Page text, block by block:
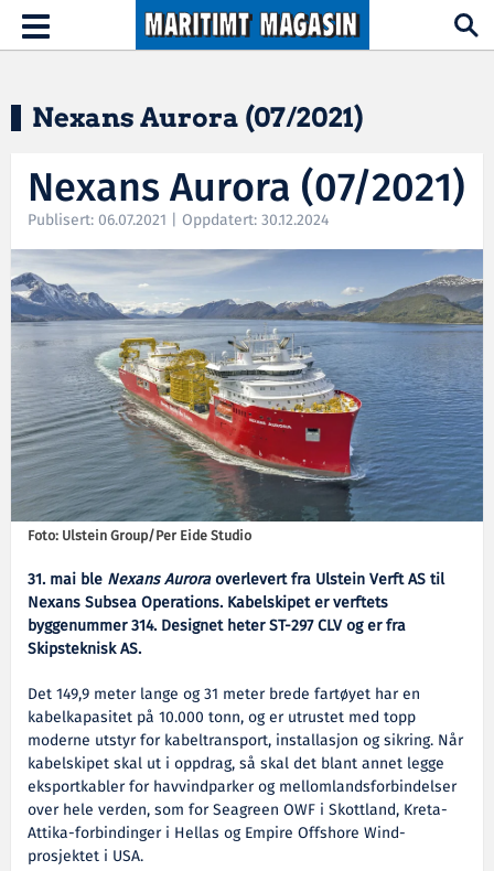
Hopp til hovedinnhold
Toggle
navigation
Nexans Aurora (07/2021)
Nexans Aurora (07/2021)
Publisert: 06.07.2021 | Oppdatert: 30.12.2024
Foto: Ulstein Group/Per Eide Studio
31. mai ble Nexans Auroraoverlevert fra Ulstein Verft AS til
Nexans Subsea Operations. Kabelskipet er verftets
byggenummer 314. Designet heter ST-297 CLV og er fra
Skipsteknisk AS.
Det 149,9 meter lange og 31 meter brede fartøyet har en
kabelkapasitet på 10.000 tonn, og er utrustet med topp
moderne utstyr for kabeltransport, installasjon og sikring. Når
kabelskipet skal ut i oppdrag, så skal det blant annet legge
eksportkabler for havvindparker og mellomlandsforbindelser
over hele verden, som for Seagreen OWF i Skottland, Kreta-
Attika-forbindinger i Hellas og Empire Offshore Wind-
prosjektet i USA.